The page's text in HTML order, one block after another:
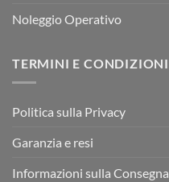
Noleggio Operativo
TERMINI E CONDIZIONI
Politica sulla Privacy
Garanzia e resi
Informazioni sulla Consegna